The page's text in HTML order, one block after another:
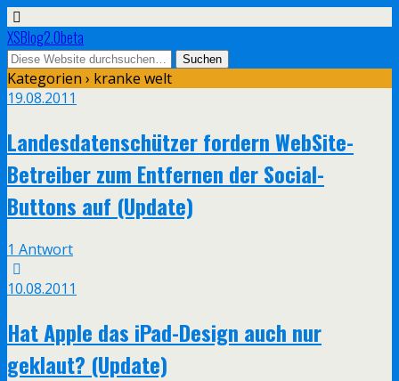
XSBlog2.0beta
Kategorien › kranke welt
19.08.2011
Landesdatenschützer fordern WebSite-
Betreiber zum Entfernen der Social-
Buttons auf (Update)
1 Antwort
10.08.2011
Hat Apple das iPad-Design auch nur
geklaut? (Update)